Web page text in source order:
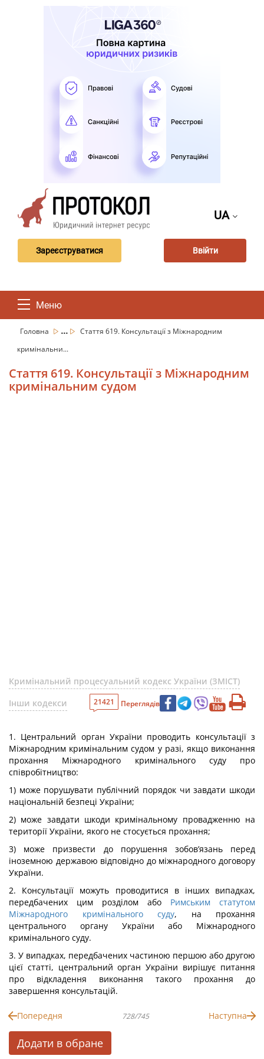
UA
Зареєструватися Ввійти
Меню
Головна ...
Стаття 619. Консультації з Міжнародним
кримінальни...
Стаття 619. Консультації з Міжнародним
кримінальним судом
Кримінальний процесуальний кодекс України (ЗМІСТ)
Інши кодекси
21421 Переглядів
1. Центральний орган України проводить консультації з
Міжнародним кримінальним судом у разі, якщо виконання
прохання Міжнародного кримінального суду про
співробітництво:
1) може порушувати публічний порядок чи завдати шкоди
національній безпеці України;
2) може завдати шкоди кримінальному провадженню на
території України, якого не стосується прохання;
3) може призвести до порушення зобов’язань перед
іноземною державою відповідно до міжнародного договору
України.
2. Консультації можуть проводитися в інших випадках,
передбачених цим розділом або Римським статутом
Міжнародного кримінального суду, на прохання
центрального органу України або Міжнародного
кримінального суду.
3. У випадках, передбачених частиною першою або другою
цієї статті, центральний орган України вирішує питання
про відкладення виконання такого прохання до
завершення консультацій.
Попередня 728/745 Наступна
Додати в обране